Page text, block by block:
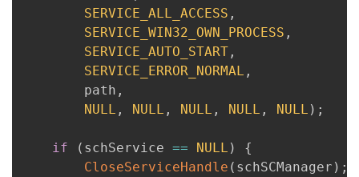
SERVICE_ALL_ACCESS ,
SERVICE_WIN32_OWN_PROCESS ,
SERVICE_AUTO_START ,
SERVICE_ERROR_NORMAL ,
        path
,
NULL , NULL , NULL , NULL , NULL ) ;
if ( schService == NULL )
{
CloseServiceHandle ( schSCManager ) ;